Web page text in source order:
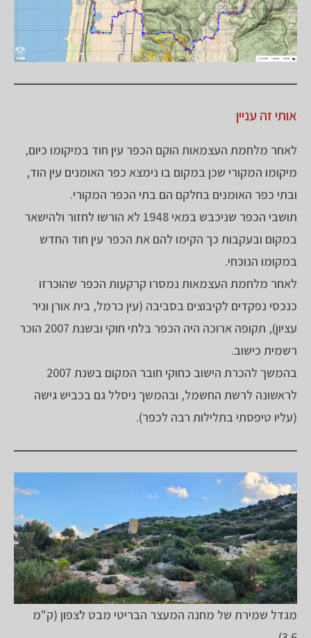
אותי זה עניין
לאחר מלחמת העצמאות הוקם הכפר עין חוד במיקומו כיום,
מיקומו המקורי שכן במקום בו נימצא כפר האומנים עין הוד,
ובתי כפר האומנים בחלקם הם בתי הכפר המקורי.
תושבי הכפר שניכבש במאי 1948 לא הורשו לחזור ולהישאר
במקום ובעקבות כך הקימו להם את הכפר עין חוד החדש
במקומו הנוכחי.
לאחר מלחמת העצמאות נמסרו קרקעות הכפר שהוכרזו
כנכסי נפקדים לקיבוצים בסביבה (עין כרמל, בית אורן וניר
עציון), תקופה ארוכה היה הכפר בלתי חוקי ובשנת 2007 הוכר
רשמית כישוב.
בהמשך להכרת הישוב כחוקי חובר המקום בשנת 2007
לראשונה לרשת החשמל, ובהמשך ניסלל גם בכביש גישה
(עליו טיפסתי בתלילות רבה לכפר).
מגדל שמירת של מחנה המעצר הבריטי מבט לצפון (ק"מ